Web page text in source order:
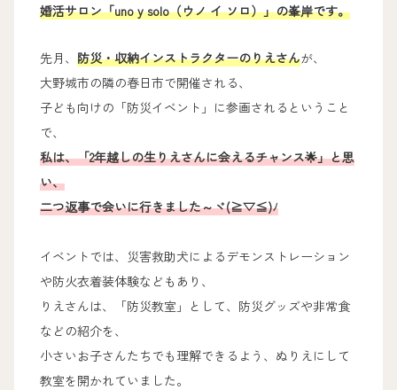
婚活サロン「uno y solo（ウノ イ ソロ）」の峯岸です。
先月、防災・収納インストラクターのりえさんが、
大野城市の隣の春日市で開催される、
子ども向けの「防災イベント」に参画されるということ
で、
私は、「2年越しの生りえさんに会えるチャンス🌟」と思
い、
二つ返事で会いに行きました～ヾ(≧▽≦)ﾉ
イベントでは、災害救助犬によるデモンストレーション
や防火衣着装体験などもあり、
りえさんは、「防災教室」として、防災グッズや非常食
などの紹介を、
小さいお子さんたちでも理解できるよう、ぬりえにして
教室を開かれていました。